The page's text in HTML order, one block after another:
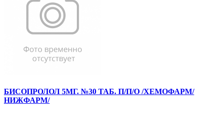
БИСОПРОЛОЛ 5МГ. №30 ТАБ. П/П/О /ХЕМОФАРМ/
НИЖФАРМ/